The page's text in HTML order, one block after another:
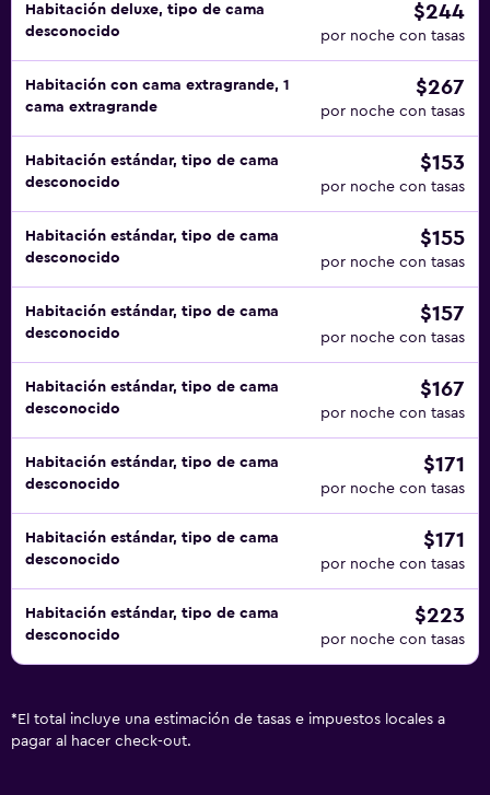
Habitación deluxe, tipo de cama
desconocido
$244
por noche con tasas
Habitación con cama extragrande, 1
cama extragrande
$267
por noche con tasas
Habitación estándar, tipo de cama
desconocido
$153
por noche con tasas
Habitación estándar, tipo de cama
desconocido
$155
por noche con tasas
Habitación estándar, tipo de cama
desconocido
$157
por noche con tasas
Habitación estándar, tipo de cama
desconocido
$167
por noche con tasas
Habitación estándar, tipo de cama
desconocido
$171
por noche con tasas
Habitación estándar, tipo de cama
desconocido
$171
por noche con tasas
Habitación estándar, tipo de cama
desconocido
$223
por noche con tasas
* El total incluye una estimación de tasas e impuestos locales a
pagar al hacer check-out.